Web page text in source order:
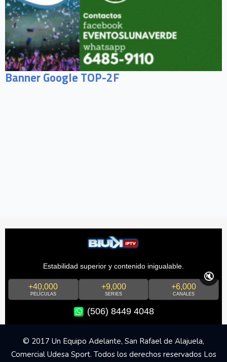
Banner Google TOP-2F
Estabilidad superior y contenido inigualable.
+40,000
PELÍCULAS
+9,000
SERIES
+6,000
CANALES
(506) 8449 4048
🔇
© 2017 Un Equipo Adelante, San Rafael de Alajuela,
Comercial Udesa Sport. Todos los derechos reservados Los